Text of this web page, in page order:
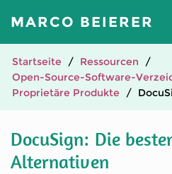
MARCO BEIERER
Startseite
Ressourcen
Open-Source-Software-
Proprietäre Produkte
DocuSign: Die
Alternativen